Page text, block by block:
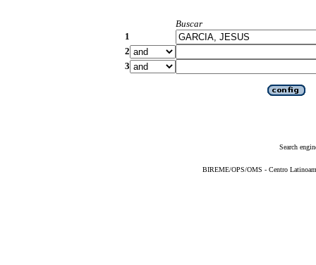
Buscar
1
2
3
Search
BIREME/OPS/OMS - Centro